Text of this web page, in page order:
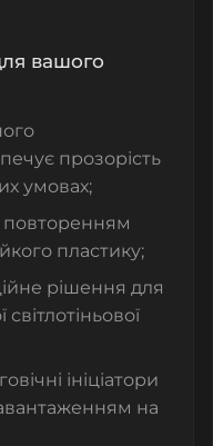
вашого
прозорість
умовах;
повторенням
пластику;
рішення для
світлотіньової
ініціатори
на